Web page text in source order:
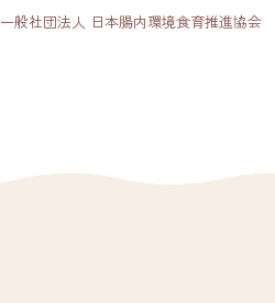
一般社団法人 日本腸内環境食育推進協会